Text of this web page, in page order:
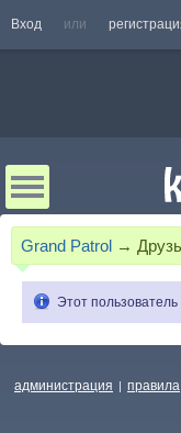
Вход или
Grand Patrol →
Этот
администрация | правила